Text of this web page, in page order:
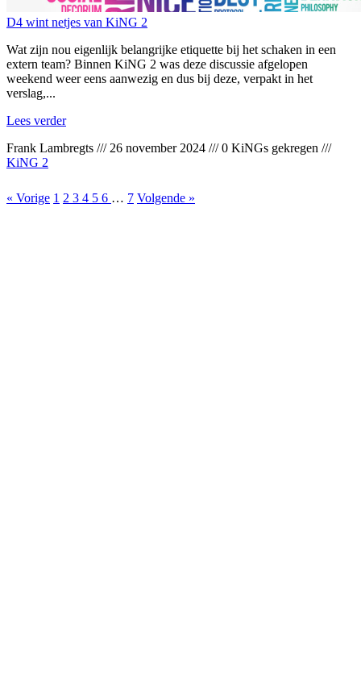
D4 wint netjes van KiNG 2
Wat zijn nou eigenlijk belangrijke etiquette bij het schaken in een
extern team? Binnen KiNG 2 was deze discussie afgelopen
weekend weer eens aanwezig en dus bij deze, verpakt in het
verslag,...
Lees verder
Frank Lambregts /// 26 november 2024 ///0 KiNGs gekregen ///
KiNG 2
« Vorige 1 2 3 4 5 6 … 7 Volgende »